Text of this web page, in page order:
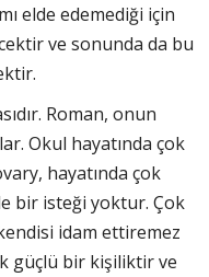
elde edemediği için
ve sonunda da bu
Roman, onun
Okul hayatında çok
hayatında çok
bir isteği yoktur. Çok
idam ettiremez
güçlü bir kişiliktir ve